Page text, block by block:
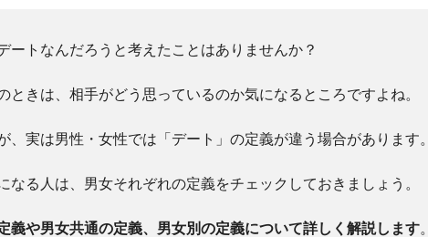
ートなんだろうと考えたことはありませんか？
ときは、相手がどう思っているのか気になるところですよね。
、実は男性・女性では「デート」の定義が違う場合があります。
なる人は、男女それぞれの定義をチェックしておきましょう。
義や男女共通の定義、男女別の定義について詳しく解説します。